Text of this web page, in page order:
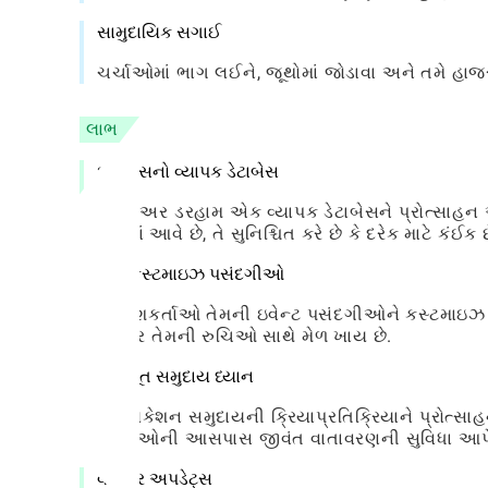
સામુદાયિક સગાઈ
ચર્ચાઓમાં ભાગ લઈને, જૂથોમાં જોડાવા અને તમે
લાભ
ઇવેન્ટ્સનો વ્યાપક ડેટાબેસ
લ્યુમિઅર ડરહામ એક વ્યાપક ડેટાબેસને
લેવામાં આવે છે, તે સુનિશ્ચિત કરે છે કે દરેક માટે કંઈક
ખૂબ કસ્ટમાઇઝ પસંદગીઓ
વપરાશકર્તાઓ તેમની ઇવેન્ટ પસંદગીઓને
ખરેખર તેમની રુચિઓ સાથે મેળ ખાય છે.
મજબૂત સમુદાય ધ્યાન
એપ્લિકેશન સમુદાયની ક્રિયાપ્રતિક્રિયાને
ઘટનાઓની આસપાસ જીવંત વાતાવરણની સુવિધા
વારંવાર અપડેટ્સ